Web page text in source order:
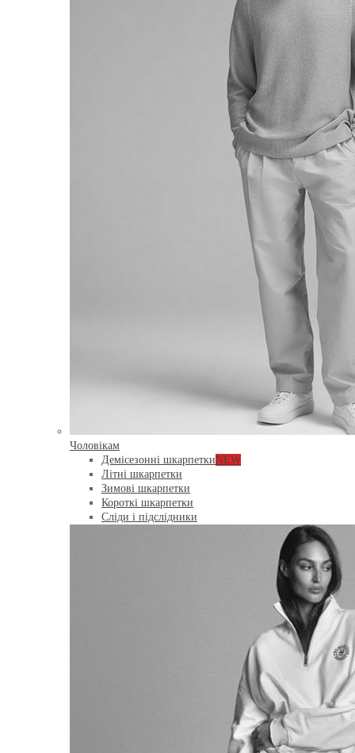
Чоловікам
Демісезонні шкарпеткиNEW
Літні шкарпетки
Зимові шкарпетки
Короткі шкарпетки
Сліди і підслідники